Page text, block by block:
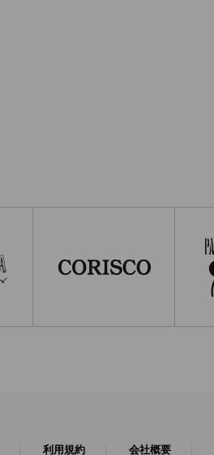
利用規約 会社概要